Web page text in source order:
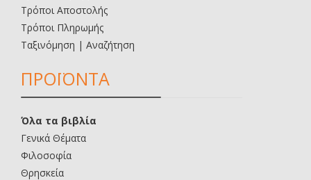
Τρόποι Αποστολής
Τρόποι Πληρωμής
Ταξινόμηση | Αναζήτηση
ΠΡΟΪΟΝΤΑ
Όλα τα βιβλία
Γενικά Θέματα
Φιλοσοφία
Θρησκεία